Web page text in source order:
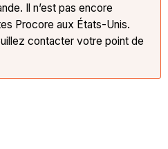
Il n’est pas encore
Procore aux États-Unis.
contacter votre point de